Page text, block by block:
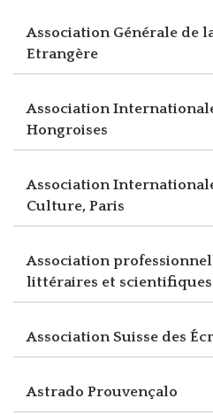
Association Générale de
Etrangère
Association
Hongroises
Association
Culture, Paris
Association
littéraires et scientifiques
Association Suisse des
Astrado Prouvençalo